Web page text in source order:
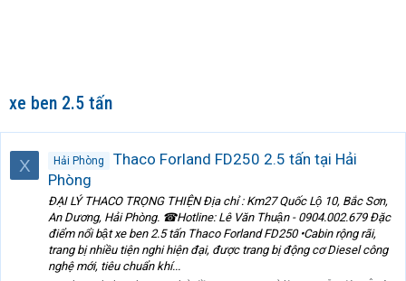
xe ben 2.5 tấn
X Hải Phòng
Thaco Forland FD250 2.5 tấn tại Hải
Phòng
ĐẠI LÝ THACO TRỌNG THIỆN Địa chỉ : Km27 Quốc Lộ 10, Bắc Sơn,
An Dương, Hải Phòng. ☎Hotline: Lê Văn Thuận - 0904.002.679 Đặc
điểm nổi bật xe ben 2.5 tấn Thaco Forland FD250 •Cabin rộng rãi,
trang bị nhiều tiện nghi hiện đại, được trang bị động cơ Diesel công
nghệ mới, tiêu chuẩn khí...